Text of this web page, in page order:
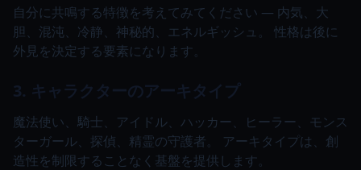
自分に共鳴する特徴を考えてみてください — 内気、大
胆、混沌、冷静、神秘的、エネルギッシュ。 性格は後に
外見を決定する要素になります。
3. キャラクターのアーキタイプ
魔法使い、騎士、アイドル、ハッカー、ヒーラー、モンス
ターガール、探偵、精霊の守護者。 アーキタイプは、創
造性を制限することなく基盤を提供します。